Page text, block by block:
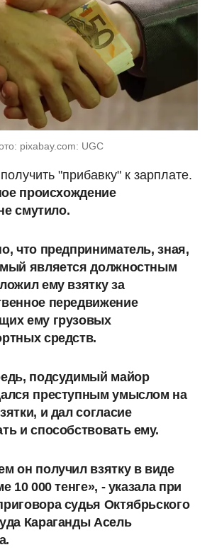
pixabay.com: UGC
"прибавку" к зарплате.
происхождение
смутило.
что предприниматель, зная,
является должностным
ему взятку за
передвижение
ему грузовых
средств.
подсудимый майор
преступным умыслом на
и дал согласие
и способствовать ему.
он получил взятку в виде
10 000 тенге», - указала при
судья Октябрьского
Караганды Асель